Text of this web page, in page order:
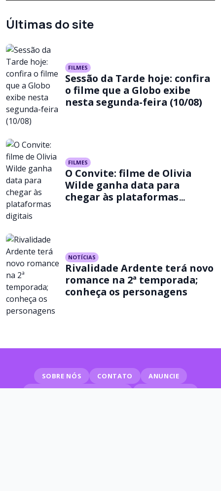
Últimas do site
FILMES
Sessão da Tarde hoje: confira
o filme que a Globo exibe
nesta segunda-feira (10/08)
FILMES
O Convite: filme de Olivia
Wilde ganha data para
chegar às plataformas
NOTÍCIAS
Rivalidade Ardente terá novo
romance na 2ª temporada;
conheça os personagens
SOBRE NÓS CONTATO
ANUNCIE